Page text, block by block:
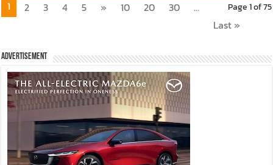
Page 1 of 75
1 2 3 4 5 » 10 20 30
...
Last »
Advertisement